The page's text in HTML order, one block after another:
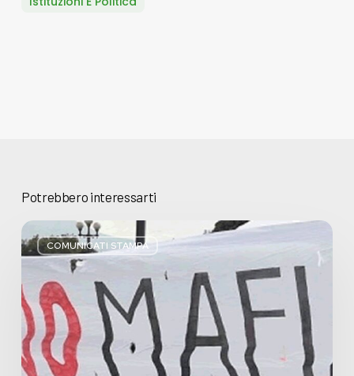
Potrebbero interessarti
COMUNICATI STAMPA
Basta
bugie,
Regione
Lombardia
pratica
l’antimafia
solo
a
parole